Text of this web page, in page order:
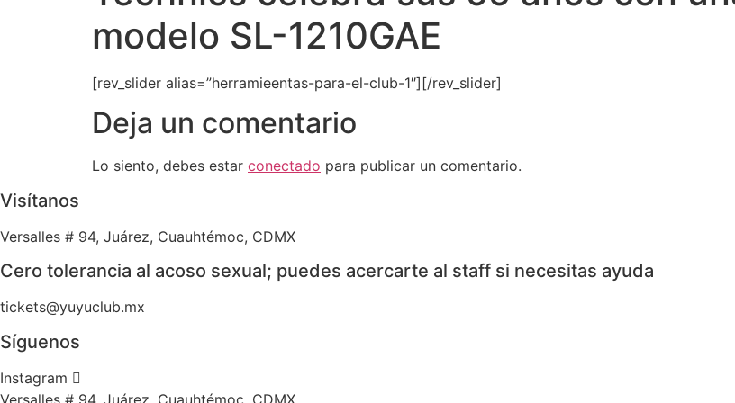
modelo SL-1210GAE
[rev_slider alias=”herramieentas-para-el-club-1″][/rev_slider]
Deja un comentario
Lo siento, debes estar conectado para publicar un comentario.
Visítanos
Versalles # 94, Juárez, Cuauhtémoc, CDMX
Cero tolerancia al acoso sexual; puedes acercarte al staff si necesitas ayuda
tickets@yuyuclub.mx
Síguenos
Instagram
Versalles # 94, Juárez, Cuauhtémoc, CDMX